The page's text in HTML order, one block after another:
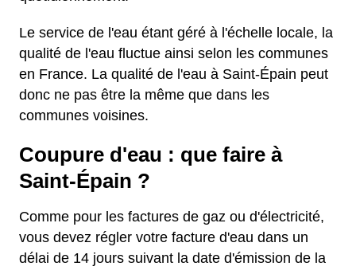
Le service de l'eau étant géré à l'échelle locale, la
qualité de l'eau fluctue ainsi selon les communes
en France. La qualité de l'eau à Saint-Épain peut
donc ne pas être la même que dans les
communes voisines.
Coupure d'eau : que faire à
Saint-Épain ?
Comme pour les factures de gaz ou d'électricité,
vous devez régler votre facture d'eau dans un
délai de 14 jours suivant la date d'émission de la